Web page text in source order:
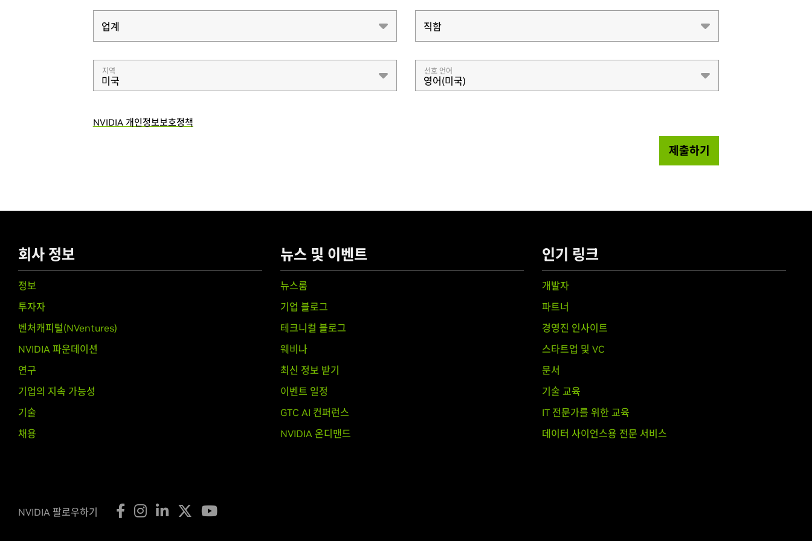
업계
업계 직함
직함
지역
미국
선호 언어
영어(미국)
NVIDIA 개인정보보호정책
제출하기
회사 정보
정보
투자자
벤처캐피털(NVentures)
NVIDIA 파운데이션
연구
기업의 지속 가능성
기술
채용
뉴스 및 이벤트
뉴스룸
기업 블로그
테크니컬 블로그
웨비나
최신 정보 받기
이벤트 일정
GTC AI 컨퍼런스
NVIDIA 온디맨드
인기 링크
개발자
파트너
경영진 인사이트
스타트업 및 VC
문서
기술 교육
IT 전문가를 위한 교육
데이터 사이언스용 전문 서비스
NVIDIA 팔로우하기